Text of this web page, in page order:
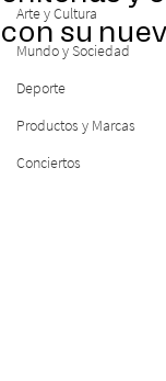
Arte y Cultura
Mundo y Sociedad
Deporte
Productos y Marcas
Conciertos
con su